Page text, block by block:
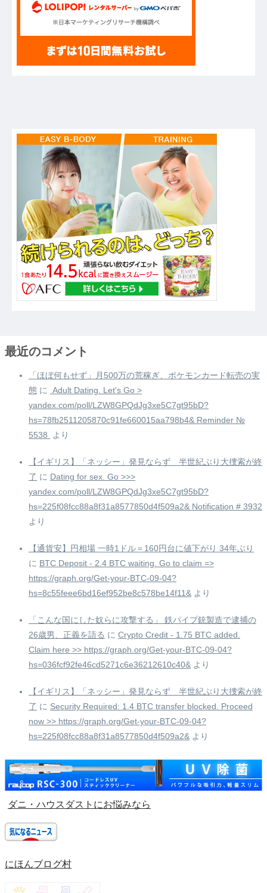
←あまり悲しませないでくれ
最近のコメント
「ほぼ何もせず」月500万の荒稼ぎ、ポケモンカード転売の実
態 に
️ Adult Dating. Let's Go >
yandex.com/poll/LZW8GPQdJg3xe5C7gt95bD?
hs=78fb2511205870c91fe660015aa798b4& Reminder №
5538 ️
より
【イギリス】「ネッシー」発見ならず 半世紀ぶり大捜索が終
了 に Dating for sex. Go >>>
yandex.com/poll/LZW8GPQdJg3xe5C7gt95bD?
hs=225f08fcc88a8f31a8577850d4f509a2& Notification # 3932
より
【通貨安】円相場 一時1ドル＝160円台に値下がり 34年ぶり
に BTC Deposit - 2.4 BTC waiting. Go to claim =>
https://graph.org/Get-your-BTC-09-04?
hs=8c55feee6bd16ef952be8c578be14f11& より
「こんな国にした奴らに攻撃する」 鉄パイプ銃製造で逮捕の
26歳男、正義を語る に Crypto Credit - 1.75 BTC added.
Claim here >> https://graph.org/Get-your-BTC-09-04?
hs=036fcf92fe46cd5271c6e36212610c40& より
【イギリス】「ネッシー」発見ならず 半世紀ぶり大捜索が終
了 に Security Required: 1.4 BTC transfer blocked. Proceed
now >> https://graph.org/Get-your-BTC-09-04?
hs=225f08fcc88a8f31a8577850d4f509a2& より
ダニ・ハウスダストにお悩みなら
にほんブログ村